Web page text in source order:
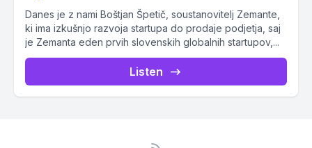
Danes je z nami Boštjan Špetič, soustanovitelj Zemante,
ki ima izkušnjo razvoja startupa do prodaje podjetja, saj
je Zemanta eden prvih slovenskih globalnih startupov,...
Listen